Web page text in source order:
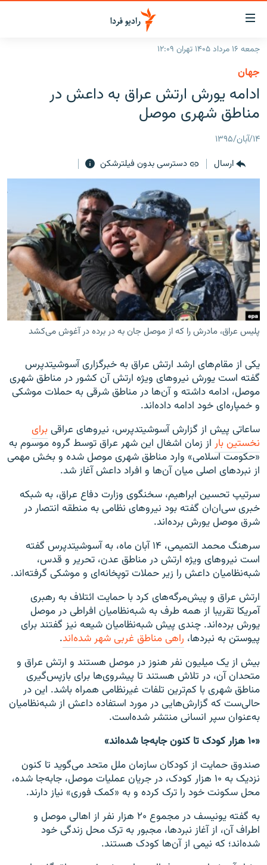
لینک‌های
قابلیت
دسترسی
بازگشت
اصلی
رفتن
صفحه
جستجو
ایران
جهان
برنامه‌های رادیویی
پادکست
چندرسانه‌ای
گزارش‌های ویدئویی
English
به ما بپیوندید
زبان‌های دیگر
جمعه ۱۶ مرداد ۱۴۰۵ تهران ۱۲:۰۹
جهان
ادامه یورش ارتش عراق به داعش در
مناطق شهری موصل
۱۴/آبان/۱۳۹۵
ارسال
دسترسی بدون فیلترشکن
پلیس عراق، مادرش را که از موصل جان به در برده در آغوش می‌کشد
یکی از مقام‌های ارشد ارتش عراق به خبرگزاری آسوشیتدپرس
گفته است یورش نیروهای ویژه ارتش آن کشور در مناطق شهری
موصل، ادامه داشته و آن‌ها در مناطق شرقی به حملات موشکی
و خمپاره‌ای خود ادامه داده‌اند.
ساعاتی پیش از گزارش آسوشیتدپرس، نیروهای عراقیبرای
نخستین بار از زمان اشغال این شهر عراق توسط گروه موسوم به
«حکومت اسلامی» وارد مناطق شهری موصل شده و بخش مهمی
از نبردهای اصلی میان آن‌ها و افراد داعش آغاز شد.
سرتیپ تحسین ابراهیم، سخنگوی وزارت دفاع عراق، به شبکه
خبری سی‌ان‌ان گفته بود نیروهای نظامی به منطقه‌ انتصار در
شرق موصل یورش برده‌اند.
سرهنگ محمد التمیمی، ۱۴ آبان ماه، به آسوشیتدپرس گفته
است نیروهای ویژه ارتش در مناطق عدن، تحریر و قدس،
شبه‌نظامیان داعش را زیر حملات توپخانه‌ای و موشکی گرفته‌اند.
ارتش عراق و پیش‌مرگه‌های کرد با حمایت ائتلاف به رهبری
آمریکا تقریبا از همه طرف به شبه‌نظامیان افراطی در موصل
یورش برده‌اند. چندی پیش شبه‌نظامیان شیعه نیز گفتند برای
پیوستن به نبردها، راهی مناطق غربی شهر شده‌اند.
بیش از یک میلیون نفر هنوز در موصل هستند و ارتش عراق و
متحدان آن، در تلاش هستند تا پیشروی‌ها برای بازپس‌گیری
مناطق شهری با کم‌ترین تلفات غیرنظامی همراه باشد. این در
حالی‌ست که گزارش‌هایی در مورد استفاده داعش از شبه‌نظامیان
به‌عنوان سپر انسانی منتشر شده‌است.
«۱۰ هزار کودک تا کنون جابه‌جا شده‌اند»
صندوق حمایت از کودکان سازمان ملل متحد می‌گوید تا کنون
نزدیک به ۱۰ هزار کودک، در جریان عملیات موصل، جابه‌جا شده،
محل سکونت خود را ترک کرده و به «کمک فوری» نیاز دارند.
به گفته یونیسف در مجموع ۲۰ هزار نفر از اهالی موصل و
اطراف آن، از آغاز نبردها، مجبور به ترک محل زندگی خود
شده‌اند؛ که نیمی از آن‌ها کودک هستند.